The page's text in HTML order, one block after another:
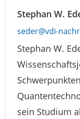
Stephan W.
seder@vdi-
Stephan W.
sein Studium